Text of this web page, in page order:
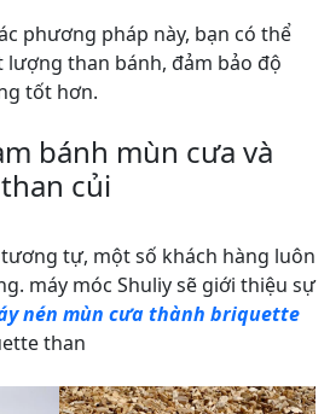
phương pháp này, bạn có thể
lượng than bánh, đảm bảo độ
tốt hơn.
bánh mùn cưa và
củi
tự, một số khách hàng luôn
máy móc Shuliy sẽ giới thiệu sự
nén mùn cưa thành briquette
than